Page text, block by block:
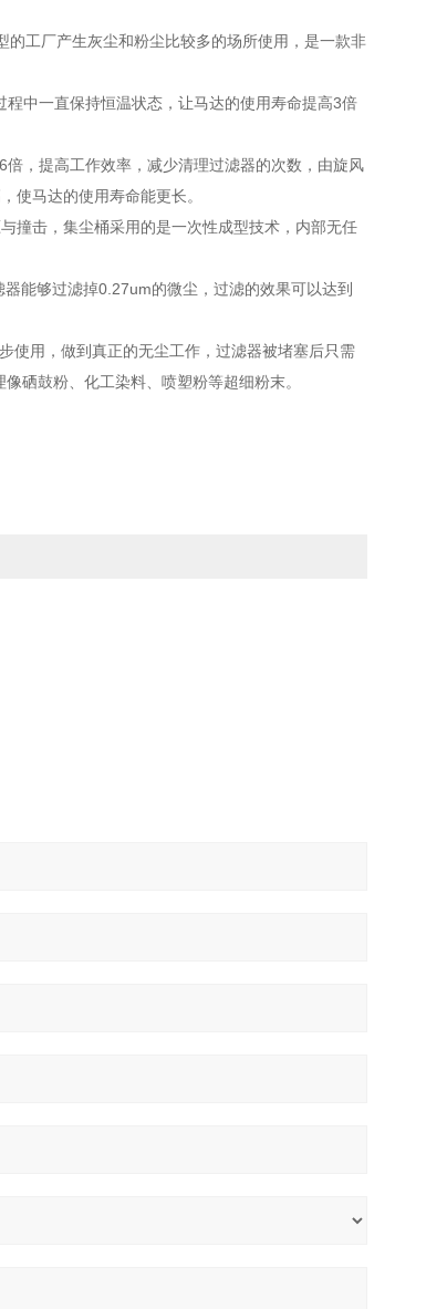
工厂产生灰尘和粉尘比较多的场所使用，是一款非
中一直保持恒温状态，让马达的使用寿命提高3倍
提高工作效率，减少清理过滤器的次数，由旋风
使马达的使用寿命能更长。
击，集尘桶采用的是一次性成型技术，内部无任
够过滤掉0.27um的微尘，过滤的效果可以达到
用，做到真正的无尘工作，过滤器被堵塞后只需
硒鼓粉、化工染料、喷塑粉等超细粉末。